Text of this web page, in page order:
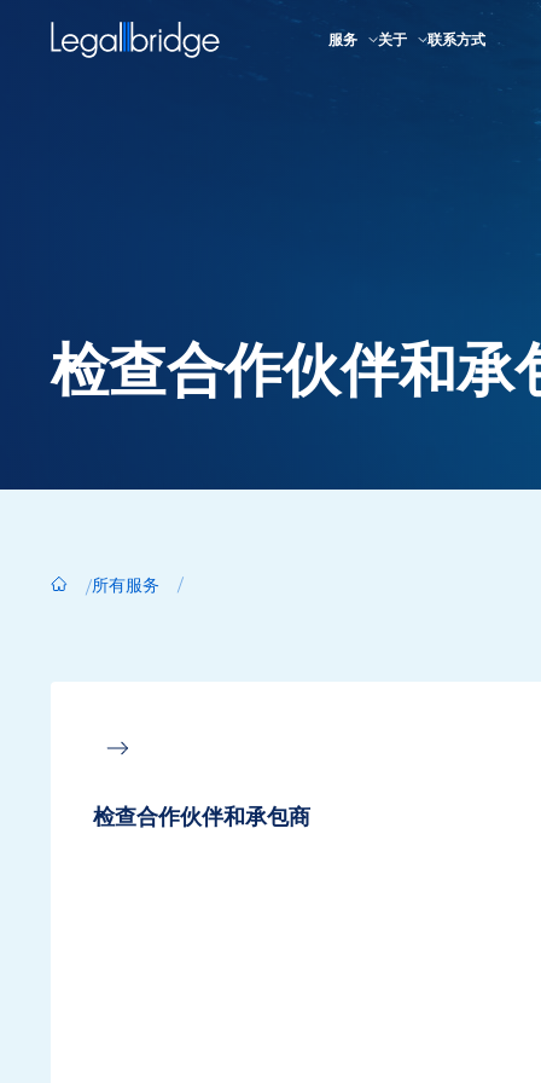
服务 关于 联系方式
检查合作伙伴和承
所有服务
检查合作伙伴和承包商